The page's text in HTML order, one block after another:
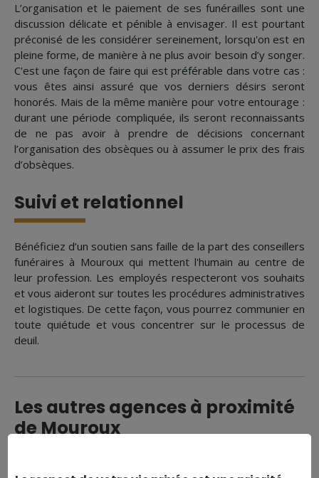
L’organisation et le paiement de ses funérailles sont une
discussion délicate et pénible à envisager. Il est pourtant
préconisé de les considérer sereinement, lorsqu'on est en
pleine forme, de manière à ne plus avoir besoin d’y songer.
C'est une façon de faire qui est préférable dans votre cas :
vous êtes ainsi assuré que vos derniers désirs seront
honorés. Mais de la même manière pour votre entourage :
durant une période compliquée, ils seront reconnaissants
de ne pas avoir à prendre de décisions concernant
l’organisation des obsèques ou à assumer le prix des frais
d’obsèques.
Suivi et relationnel
Bénéficiez d’un soutien sans faille de la part des conseillers
funéraires à Mouroux qui mettent l'humain au centre de
leur profession. Les employés respecteront vos souhaits
et vous aideront sur toutes les procédures administratives
et logistiques. De cette façon, vous pourrez communier en
toute quiétude et vous concentrer sur le processus de
deuil.
Les autres agences à proximité
de Mouroux
Pompes funèbres à Avon